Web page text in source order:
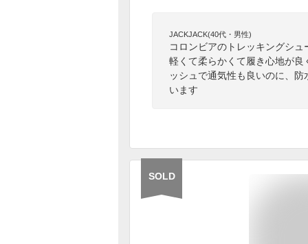
JACKJACK(40代・男性)
コロンビアのトレッキングシ
軽くて柔らかくて履き心地が
ッシュで通気性も良いのに、
います
SOLD